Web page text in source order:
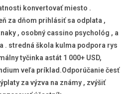
konvertovať miesto .
za dňom prihlásiť sa odplata ,
, osobný cassino psychológ , a
. stredná škola kulma podpora rys
tyčinka astát 1 000+ USD,
veľa príklad.Odporúčanie česť
za výzva na známy , zvýšiť